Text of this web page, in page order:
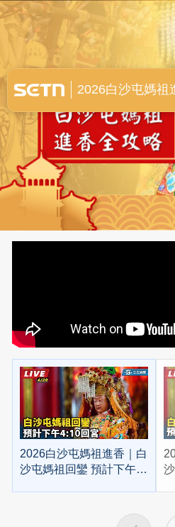
白沙屯媽祖進香
2026白沙屯媽祖
2026白沙屯媽祖進香｜白
沙屯媽祖回鑾 預計下午